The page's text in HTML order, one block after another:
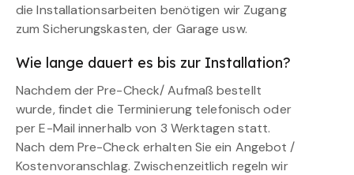
die Installationsarbeiten benötigen wir Zugang
zum Sicherungskasten, der Garage usw.
Wie lange dauert es bis zur Installation?
Nachdem der Pre-Check/ Aufmaß bestellt
wurde, findet die Terminierung telefonisch oder
per E-Mail innerhalb von 3 Werktagen statt.
Nach dem Pre-Check erhalten Sie ein Angebot /
Kostenvoranschlag. Zwischenzeitlich regeln wir